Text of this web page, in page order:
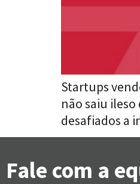
Startups
não saiu
desafiados a
Fale com a